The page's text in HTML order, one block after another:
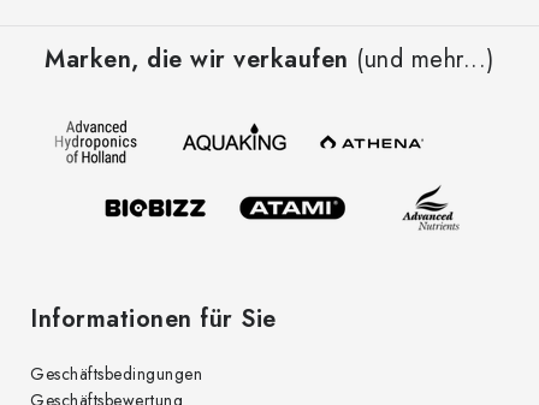
Marken, die wir verkaufen (und mehr...)
Informationen für Sie
Geschäftsbedingungen
Geschäftsbewertung